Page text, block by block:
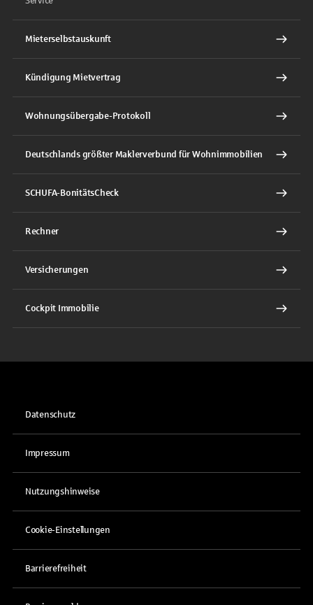
Mieterselbstauskunft
Kündigung Mietvertrag
Wohnungsübergabe-Protokoll
Deutschlands größter Maklerverbund für Wohnimmobilien
SCHUFA-BonitätsCheck
Rechner
Versicherungen
Cockpit Immobilie
Datenschutz
Impressum
Nutzungshinweise
Cookie-Einstellungen
Barrierefreiheit